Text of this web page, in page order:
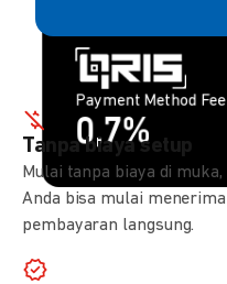
Payment Method Fee
0,7%
Payment Method Fee
1,5%
Tanpa biaya setup
Mulai tanpa biaya di muka,
Anda bisa mulai menerima
pembayaran langsung.